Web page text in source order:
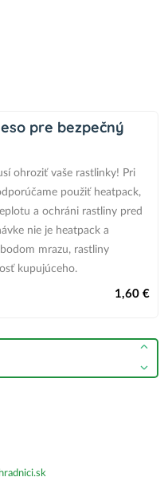
pre bezpečný
ohroziť vaše rastlinky! Pri
použiť heatpack,
a ochráni rastliny pred
nie je heatpack a
mrazu, rastliny
kupujúceho.
1,60 €